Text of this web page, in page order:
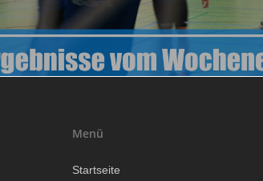
Menü
Startseite